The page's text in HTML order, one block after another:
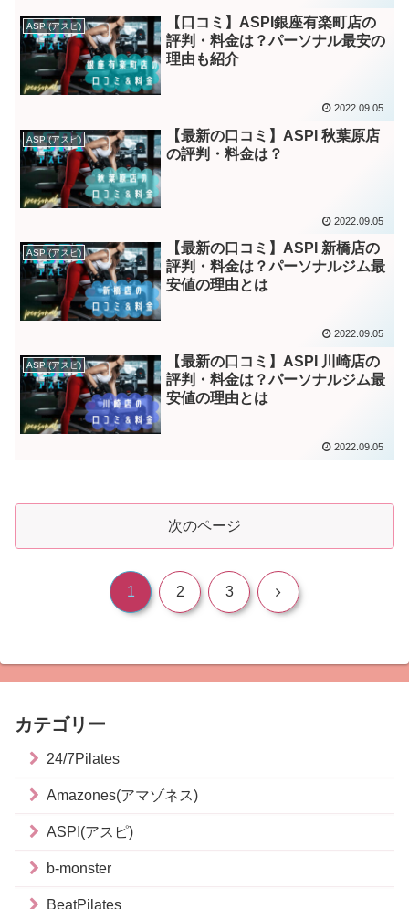
ASPI(アスピ)
【口コミ】ASPI銀座有楽町店の
評判・料金は？パーソナル最安の
理由も紹介
2022.09.05
ASPI(アスピ)
【最新の口コミ】ASPI 秋葉原店
の評判・料金は？
2022.09.05
ASPI(アスピ)
【最新の口コミ】ASPI 新橋店の
評判・料金は？パーソナルジム最
安値の理由とは
2022.09.05
ASPI(アスピ)
【最新の口コミ】ASPI 川崎店の
評判・料金は？パーソナルジム最
安値の理由とは
2022.09.05
次のページ
1 2 3 次
カテゴリー
24/7Pilates
Amazones(アマゾネス)
ASPI(アスピ)
b-monster
BeatPilates